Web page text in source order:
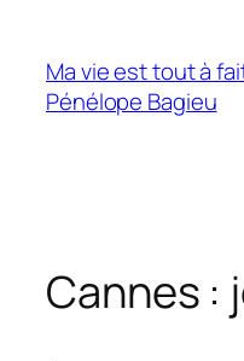
contenu
Ma vie est tout à
Pénélope Bagieu
Cannes :